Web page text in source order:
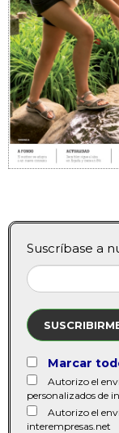
Suscríbase a
Marcar
Autorizo el
personalizados de
Autorizo el
interempresas.net